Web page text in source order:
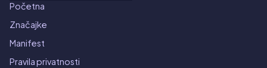
Početna
Značajke
Manifest
Pravila privatnosti